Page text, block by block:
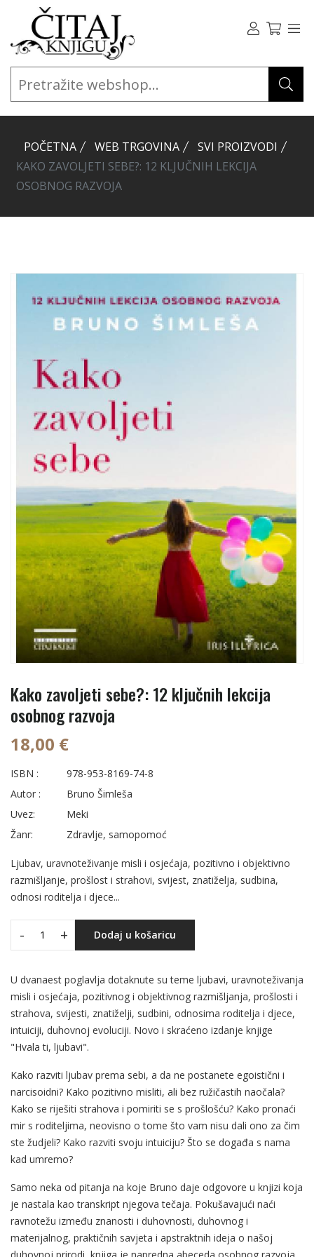
POČETNA WEB TRGOVINA
SVI PROIZVODI
KAKO ZAVOLJETI SEBE?: 12 KLJUČNIH LEKCIJA
OSOBNOG RAZVOJA
Kako zavoljeti sebe?: 12 ključnih lekcija
osobnog razvoja
18,00 €
ISBN :
978-953-8169-74-8
Autor :
Bruno Šimleša
Uvez:
Meki
Žanr:
Zdravlje, samopomoć
Ljubav, uravnoteživanje misli i osjećaja, pozitivno i objektivno
razmišljanje, prošlost i strahovi, svijest, znatiželja, sudbina,
odnosi roditelja i djece...
- + Dodaj u košaricu
U dvanaest poglavlja dotaknute su teme ljubavi, uravnoteživanja
misli i osjećaja, pozitivnog i objektivnog razmišljanja, prošlosti i
strahova, svijesti, znatiželji, sudbini, odnosima roditelja i djece,
intuiciji, duhovnoj evoluciji. Novo i skraćeno izdanje knjige
"Hvala ti, ljubavi".
Kako razviti ljubav prema sebi, a da ne postanete egoistični i
narcisoidni? Kako pozitivno misliti, ali bez ružičastih naočala?
Kako se riješiti strahova i pomiriti se s prošlošću? Kako pronaći
mir s roditeljima, neovisno o tome što vam nisu dali ono za čim
ste žudjeli? Kako razviti svoju intuiciju? Što se događa s nama
kad umremo?
Samo neka od pitanja na koje Bruno daje odgovore u knjizi koja
je nastala kao transkript njegova tečaja. Pokušavajući naći
ravnotežu između znanosti i duhovnosti, duhovnog i
materijalnog, praktičnih savjeta i apstraktnih ideja o našoj
duhovnoj prirodi, knjiga je napredna abeceda osobnog razvoja,